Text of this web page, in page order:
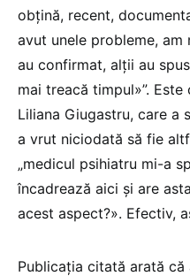
obțină, recent,
avut unele probleme,
au confirmat, alții au
mai treacă timpul»”.
Liliana Giugastru, care a
a vrut niciodată să fie
„medicul psihiatru mi-a
încadrează aici și are
acest aspect?». Efectiv,
Publicația citată arată